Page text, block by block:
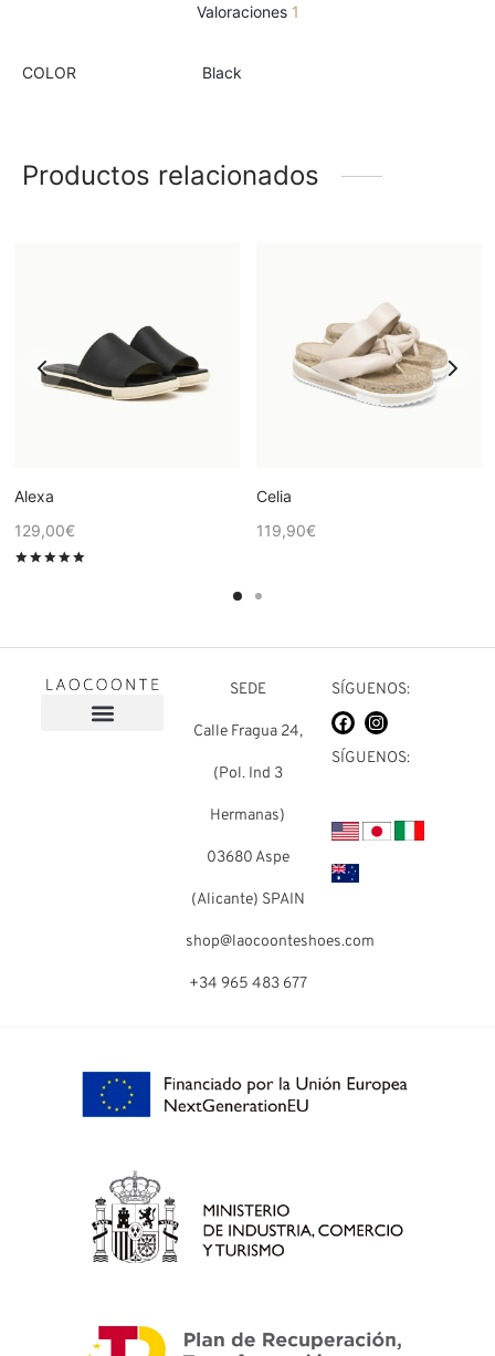
Valoraciones 1
COLOR Black
Productos relacionados
Alexa
129,00€
Celia
119,90€
SEDE
Calle Fragua 24,
(Pol. Ind 3
Hermanas)
03680 Aspe
(Alicante) SPAIN
shop@laocoonteshoes.com
+34 965 483 677
SÍGUENOS:
SÍGUENOS: